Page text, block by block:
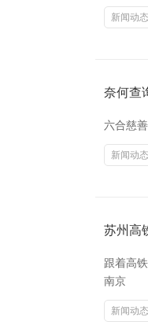
新闻动态
奈何查
六合慈
新闻动态
苏州高
跟着高
南京
新闻动态